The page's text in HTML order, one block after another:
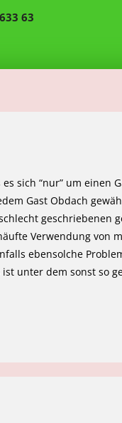
63
sich “nur” um einen
Gast Obdach
geschriebenen
Verwendung von
ebensolche
unter dem sonst so